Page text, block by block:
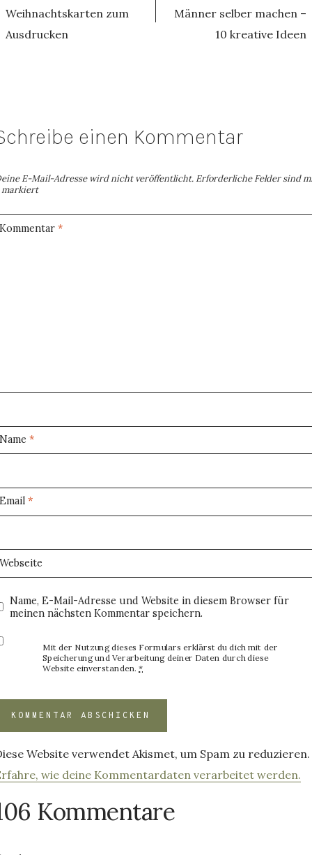
Weihnachtskarten zum
Ausdrucken
Männer selber machen –
10 kreative Ideen
einen Kommentar
E-Mail-Adresse wird nicht veröffentlicht. Erforderliche Felder sind
markiert
Kommentar*
Name*
Email*
Webseite
Name, E-Mail-Adresse und Website in diesem Browser für
meinen nächsten Kommentar speichern.
Mit der Nutzung dieses Formulars erklärst du dich mit der
Speicherung und Verarbeitung deiner Daten durch diese
Website einverstanden.*
Website verwendet Akismet, um Spam zu reduzieren.
wie deine Kommentardaten verarbeitet werden.
Kommentare